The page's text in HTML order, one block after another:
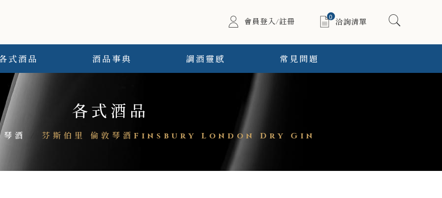
會員登入/註冊 0
洽詢清單
式酒品 酒品事典 調酒靈感 常見問題
各式酒品
琴酒 芬斯伯里 倫敦琴酒Finsbury London Dry Gin